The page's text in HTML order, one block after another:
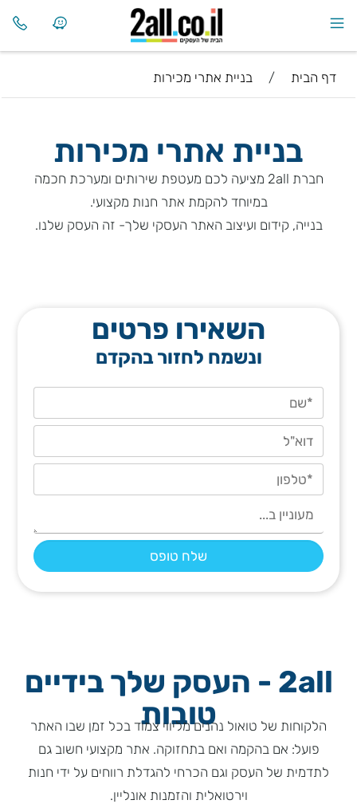
דף הבית / בניית אתרי מכירות
בניית אתרי מכירות
חברת 2all מציעה לכם מעטפת שירותים ומערכת חכמה
במיוחד להקמת אתר חנות מקצועי.
בנייה, קידום ועיצוב האתר העסקי שלך- זה העסק שלנו.
השאירו פרטים
ונשמח לחזור בהקדם
2all - העסק שלך בידיים
טובות
הלקוחות של טואול נהנים מליווי צמוד בכל זמן שבו האתר
פועל: אם בהקמה ואם בתחזוקה. אתר מקצועי חשוב גם
לתדמית של העסק וגם הכרחי להגדלת רווחים על ידי חנות
וירטואלית והזמנות אונליין.